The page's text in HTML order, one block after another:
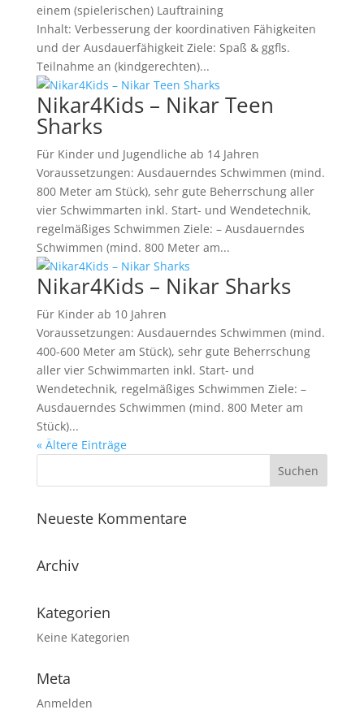
einem (spielerischen) Lauftraining
Inhalt: Verbesserung der koordinativen Fähigkeiten
und der Ausdauerfähigkeit Ziele: Spaß & ggfls.
Teilnahme an (kindgerechten)...
Nikar4Kids – Nikar Teen
Sharks
Für Kinder und Jugendliche ab 14 Jahren
Voraussetzungen: Ausdauerndes Schwimmen (mind.
800 Meter am Stück), sehr gute Beherrschung aller
vier Schwimmarten inkl. Start- und Wendetechnik,
regelmäßiges Schwimmen Ziele: – Ausdauerndes
Schwimmen (mind. 800 Meter am...
Nikar4Kids – Nikar Sharks
Für Kinder ab 10 Jahren
Voraussetzungen: Ausdauerndes Schwimmen (mind.
400-600 Meter am Stück), sehr gute Beherrschung
aller vier Schwimmarten inkl. Start- und
Wendetechnik, regelmäßiges Schwimmen Ziele: –
Ausdauerndes Schwimmen (mind. 800 Meter am
Stück)...
« Ältere Einträge
Neueste Kommentare
Archiv
Kategorien
Keine Kategorien
Meta
Anmelden